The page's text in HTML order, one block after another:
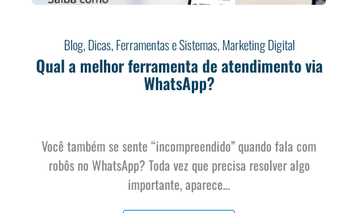
Blog,Dicas,Ferramentas e Sistemas,Marketing Digital
Qual a melhor ferramenta de atendimento via
WhatsApp?
Você também se sente “incompreendido” quando fala com
robôs no WhatsApp? Toda vez que precisa resolver algo
importante, aparece…